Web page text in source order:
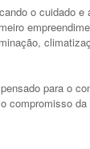
o cuidado e
para o
compromisso